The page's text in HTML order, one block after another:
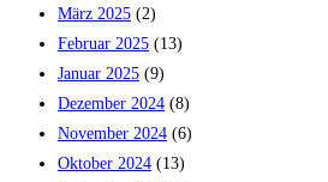
März 2025 (2)
Februar 2025 (13)
Januar 2025 (9)
Dezember 2024 (8)
November 2024 (6)
Oktober 2024 (13)